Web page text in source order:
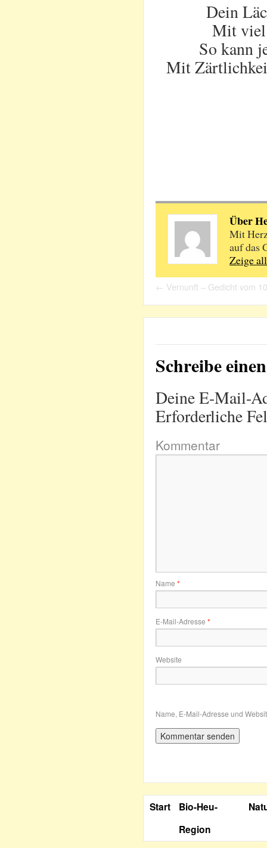
Dein
Mit viel
So kann
Mit
Über
Mit
auf das
Zeige
← Vernunft – Gedicht vom
Schreibe
Deine E-Mail-
Erforderliche
Kommentar
Name *
E-Mail-Adresse *
Website
Name, E-Mail-Adresse und
Start
Bio-Heu-
Region